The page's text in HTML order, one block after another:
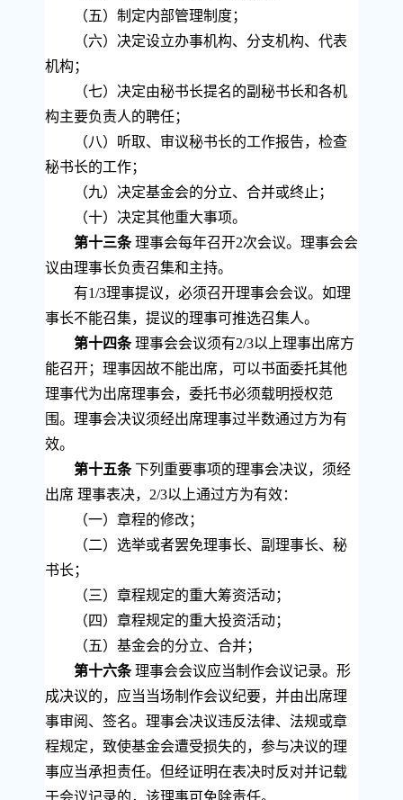
（五）制定内部管理制度；
（六）决定设立办事机构、分支机构、代表
机构；
（七）决定由秘书长提名的副秘书长和各机
构主要负责人的聘任；
（八）听取、审议秘书长的工作报告，检查
秘书长的工作；
（九）决定基金会的分立、合并或终止；
（十）决定其他重大事项。
第十三条 理事会每年召开2次会议。理事会会
议由理事长负责召集和主持。
有1/3理事提议，必须召开理事会会议。如理
事长不能召集，提议的理事可推选召集人。
第十四条 理事会会议须有2/3以上理事出席方
能召开；理事因故不能出席，可以书面委托其他
理事代为出席理事会，委托书必须载明授权范
围。理事会决议须经出席理事过半数通过方为有
效。
第十五条
下列重要事项的理事会决议，须经
出席 理事表决， 2/3以上通过方为有效：
（一）章程的修改；
（二）选举或者罢免理事长、副理事长、秘
书长；
（三）章程规定的重大筹资活动；
（四）章程规定的重大投资活动；
（五）基金会的分立、合并；
第十六条 理事会会议应当制作会议记录。形
成决议的，应当当场制作会议纪要，并由出席理
事审阅、签名。理事会决议违反法律、法规或章
程规定，致使基金会遭受损失的，参与决议的理
事应当承担责任。但经证明在表决时反对并记载